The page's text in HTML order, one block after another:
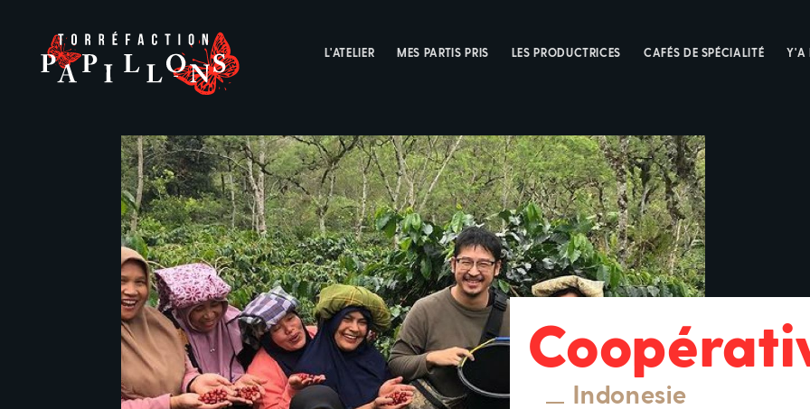
L'ATELIER MES PARTIS PRIS LES PRODUCTRICES CAFÉS DE SPÉCIALITÉ Y'A
Indonesie